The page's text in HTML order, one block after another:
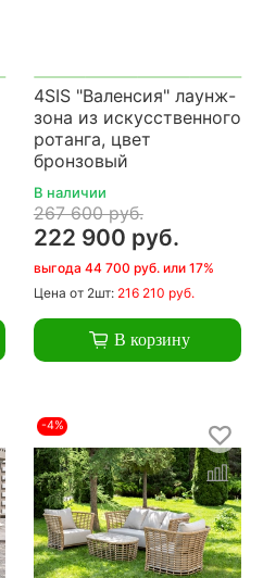
4SIS "Валенсия" лаунж-
зона из искусственного
ротанга, цвет
бронзовый
В наличии
267 600 руб.
222 900 руб.
выгода 44 700 руб. или 17%
Цена от 2шт: 216 210 руб.
В корзину
-4%